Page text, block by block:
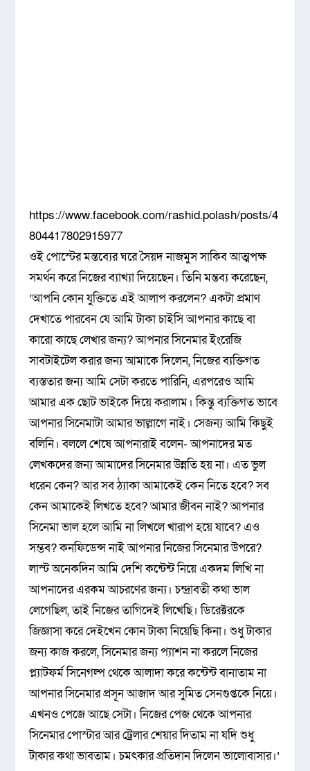
https://www.facebook.com/rashid.polash/posts/4
804417802915977
ওই পোস্টের মন্তব্যের ঘরে সৈয়দ নাজমুস সাকিব আত্মপক্ষ
সমর্থন করে নিজের ব্যাখ্যা দিয়েছেন। তিনি মন্তব্য করেছেন,
‘আপনি কোন যুক্তিতে এই আলাপ করলেন? একটা প্রমাণ
দেখাতে পারবেন যে আমি টাকা চাইসি আপনার কাছে বা
কারো কাছে লেখার জন্য? আপনার সিনেমার ইংরেজি
সাবটাইটেল করার জন্য আমাকে দিলেন, নিজের ব্যক্তিগত
ব্যস্ততার জন্য আমি সেটা করতে পারিনি, এরপরেও আমি
আমার এক ছোট ভাইকে দিয়ে করালাম। কিন্তু ব্যক্তিগত ভাবে
আপনার সিনেমাটা আমার ভাল্লাগে নাই। সেজন্য আমি কিছুই
বলিনি। বললে শেষে আপনারাই বলেন- আপনাদের মত
লেখকদের জন্য আমাদের সিনেমার উন্নতি হয় না। এত ভুল
ধরেন কেন? আর সব ঠ্যাকা আমাকেই কেন নিতে হবে? সব
কেন আমাকেই লিখতে হবে? আমার জীবন নাই? আপনার
সিনেমা ভাল হলে আমি না লিখলে খারাপ হয়ে যাবে? এও
সম্ভব? কনফিডেন্স নাই আপনার নিজের সিনেমার উপরে?
লাস্ট অনেকদিন আমি দেশি কন্টেন্ট নিয়ে একদম লিখি না
আপনাদের এরকম আচরণের জন্য। চন্দ্রাবতী কথা ভাল
লেগেছিল, তাই নিজের তাগিদেই লিখেছি। ডিরেক্টরকে
জিজ্ঞাসা করে দেইখেন কোন টাকা নিয়েছি কিনা। শুধু টাকার
জন্য কাজ করলে, সিনেমার জন্য প্যাশন না করলে নিজের
প্ল্যাটফর্ম সিনেগল্প থেকে আলাদা করে কন্টেন্ট বানাতাম না
আপনার সিনেমার প্রসূন আজাদ আর সুমিত সেনগুপ্তকে নিয়ে।
এখনও পেজে আছে সেটা। নিজের পেজ থেকে আপনার
সিনেমার পোস্টার আর ট্রেলার শেয়ার দিতাম না যদি শুধু
টাকার কথা ভাবতাম। চমৎকার প্রতিদান দিলেন ভালোবাসার।’